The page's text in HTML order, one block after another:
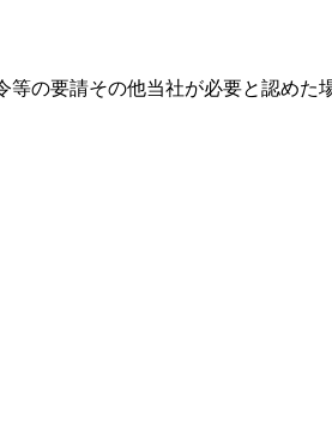
の要請その他当社が必要と認め